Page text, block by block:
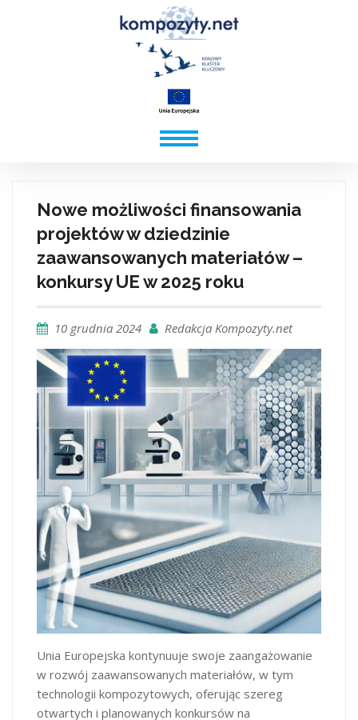
Nowe możliwości finansowania
projektów w dziedzinie
zaawansowanych materiałów –
konkursy UE w 2025 roku
10 grudnia 2024 Redakcja Kompozyty.net
Unia Europejska kontynuuje swoje zaangażowanie
w rozwój zaawansowanych materiałów, w tym
technologii kompozytowych, oferując szereg
otwartych i planowanych konkursów na